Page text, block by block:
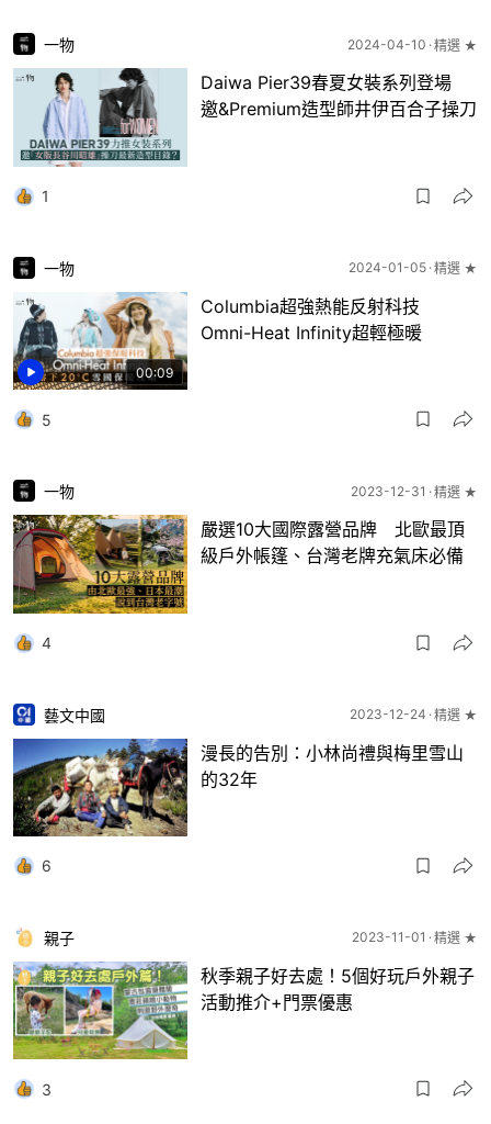
一物 2024-04-10 精選 ★
Daiwa Pier39春夏女裝系列登場
邀&Premium造型師井伊百合子操刀
1
00:09
一物 2024-01-05 精選 ★
Columbia超強熱能反射科技
Omni-Heat Infinity超輕極暖
5
一物 2023-12-31 精選 ★
嚴選10大國際露營品牌 北歐最頂
級戶外帳篷、台灣老牌充氣床必備
4
藝文中國 2023-12-24 精選 ★
漫長的告別：小林尚禮與梅里雪山
的32年
6
親子 2023-11-01 精選 ★
秋季親子好去處！5個好玩戶外親子
活動推介+門票優惠
3